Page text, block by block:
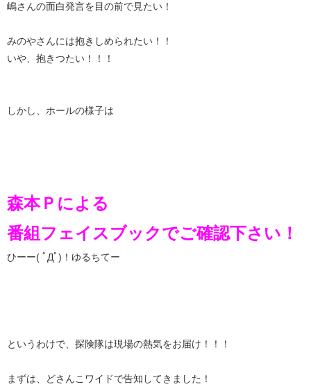
嶋さんの面白発言を目の前で見たい！
みのやさんには抱きしめられたい！！
いや、抱きつたい！！！
しかし、ホールの様子は
森本Ｐによる
番組フェイスブックでご確認下さい！
ひーー( ﾟДﾟ)！ゆるちてー
というわけで、探険隊は現場の熱気をお届け！！！
まずは、どさんこワイドで告知してきました！